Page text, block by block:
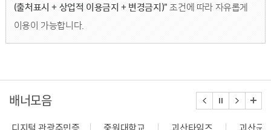
(출처표시 + 상업적 이용금지 + 변경금지)" 조건에 따라 자유롭게
이용이 가능합니다.
배너모음